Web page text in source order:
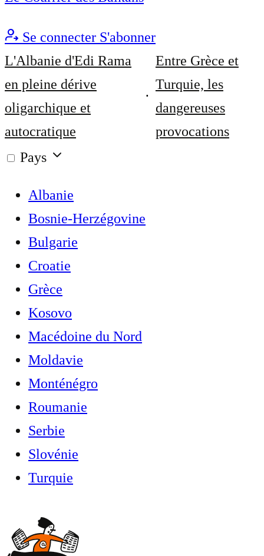
Se connecter S'abonner
L'Albanie d'Edi Rama
en pleine dérive
oligarchique et
autocratique
Entre Grèce et
Turquie, les
dangereuses
provocations
Pays
Albanie
Bosnie-Herzégovine
Bulgarie
Croatie
Grèce
Kosovo
Macédoine du Nord
Moldavie
Monténégro
Roumanie
Serbie
Slovénie
Turquie